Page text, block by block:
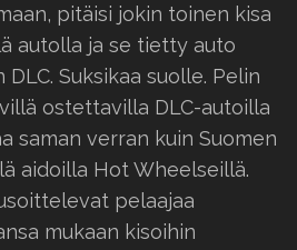
pitäisi jokin toinen kisa
autolla ja se tietty auto
Suksikaa suolle. Pelin
ostettavilla DLC-autoilla
saman verran kuin Suomen
aidoilla Hot Wheelseillä.
pelaajaa
mukaan kisoihin